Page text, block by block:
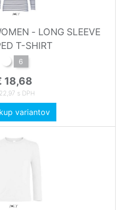
- LONG SLEEVE
T-SHIRT
6
18,68
s DPH
variantov